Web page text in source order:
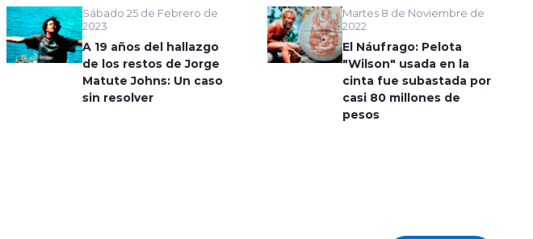
Sábado 25 de Febrero de
2023
A 19 años del hallazgo
de los restos de Jorge
Matute Johns: Un caso
sin resolver
Martes 8 de Noviembre de
2022
El Náufrago: Pelota
"Wilson" usada en la
cinta fue subastada por
casi 80 millones de
pesos